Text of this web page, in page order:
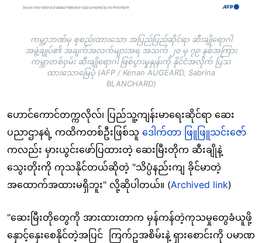
ကမ္ဘာ့ဘဏ်မှ စုစည်းထားသော အပြည်ပြည်ဆိုင်ရာ ဆီးချိုရောဂါ
အဖွဲ့ချုပ်၏ အချက်အလက်များအရ အသက် ၂၀ မှ ၇၉ နှစ်အကြား
ကမ္ဘာတစ်ဝှမ်း ဆီးချိုရောဂါ ဖြစ်ပွားမှုနှုန်းကို နိုင်ငံအလိုက် ပြသ
ထားသောမြေပုံ (AFP / Kenan AUGEARD, Sabrina
BLANCHARD)
ဟောင်ကောင်တက္ကလိုလ်၊ ပြည်သူ့ကျန်းမာရေးဆိုင်ရာ ဆေး
ပညာဌာနရဲ့ ကထိကတစ်ဦးဖြစ်သူ ဒေါက်တာ ဖြူဖြူသင်းဇော်
ကလည်း မှားယွင်းဖော်ပြထားတဲ့ ဆေးမြီးတိုက ဆီးချိုနဲ့
သွေးတိုးကို ကုသနိုင်တယ်ဆိုတဲ့ "သိပ္ပံနည်းကျ ခိုင်မာတဲ့
အထောက်အထားမရှိဘူး" လို့ဆိုပါတယ်။ (Archived link)
"ဆေးမြီးတိုတွေကို အားထားတာက မှန်ကန်တဲ့ကုသမှုတွေခံယူဖို့
နှောင့်နှေးစေနိုင်တဲ့အပြင် ကြက်ဥအစိမ်းနဲ့ ရှားစောင်းကို ပမာဏ